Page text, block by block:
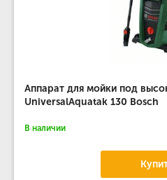
Аппарат для мойки под
UniversalAquatak 130 Bosch
В наличии